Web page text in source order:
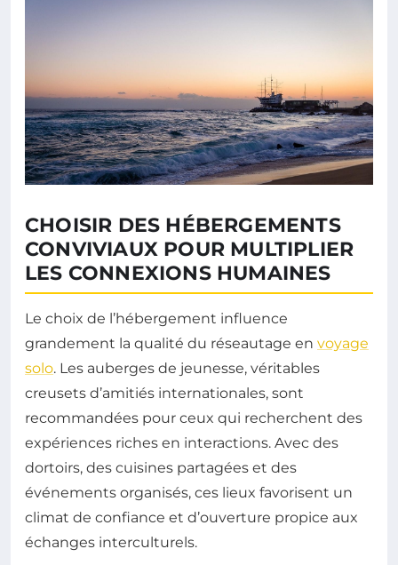
CHOISIR DES HÉBERGEMENTS
CONVIVIAUX POUR MULTIPLIER
LES CONNEXIONS HUMAINES
Le choix de l’hébergement influence
grandement la qualité du réseautage en voyage
solo. Les auberges de jeunesse, véritables
creusets d’amitiés internationales, sont
recommandées pour ceux qui recherchent des
expériences riches en interactions. Avec des
dortoirs, des cuisines partagées et des
événements organisés, ces lieux favorisent un
climat de confiance et d’ouverture propice aux
échanges interculturels.